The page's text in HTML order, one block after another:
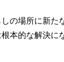
の場所に新
本的な解決